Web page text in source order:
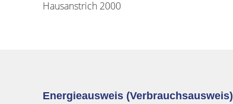
Hausanstrich 2000
Energieausweis (Verbrauchsausweis)